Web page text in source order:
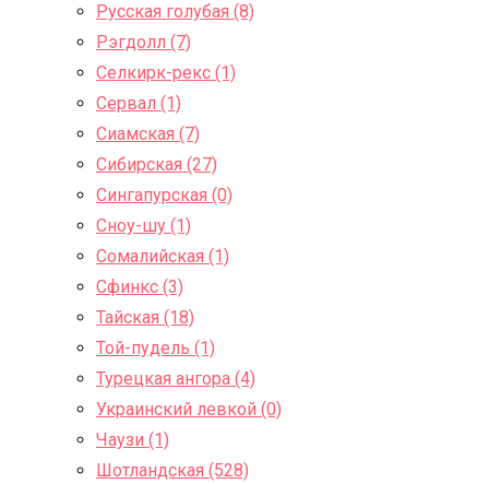
Русская голубая (8)
Рэгдолл (7)
Селкирк-рекс (1)
Сервал (1)
Сиамская (7)
Сибирская (27)
Сингапурская (0)
Сноу-шу (1)
Сомалийская (1)
Сфинкс (3)
Тайская (18)
Той-пудель (1)
Турецкая ангора (4)
Украинский левкой (0)
Чаузи (1)
Шотландская (528)